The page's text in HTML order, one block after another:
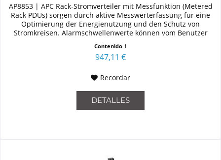
AP8853 | APC Rack-Stromverteiler mit Messfunktion (Metered
Rack PDUs) sorgen durch aktive Messwerterfassung für eine
Optimierung der Energienutzung und den Schutz von
Stromkreisen. Alarmschwellenwerte können vom Benutzer
Contenido 1
947,11 €
Recordar
DETALLES